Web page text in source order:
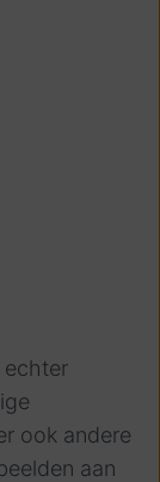
echter
ook andere
aan